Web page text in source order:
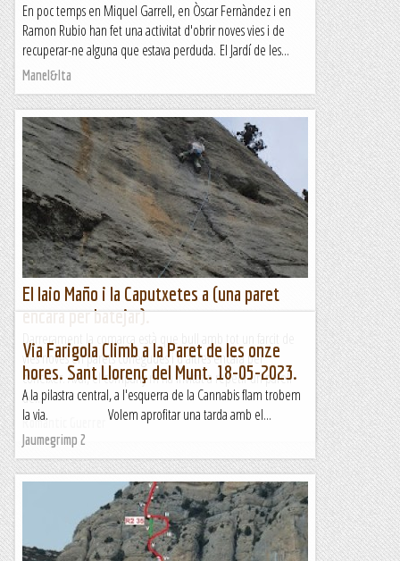
En poc temps en Miquel Garrell, en Òscar Fernàndez i en
Ramon Rubio han fet una activitat d'obrir noves vies i de
recuperar-ne alguna que estava perduda. El Jardí de les...
Manel&Ita
El Iaio Maño i la Caputxetes a (una paret
encara per batejar).
Darrerament la comarca està que bull amb tot un farcit de
vies noves en parets conegudes i d'altres encara per
coneixer. Avui, el company m'ha invitat a repetir un parell
de...
Romàntic Guerrer
Via Farigola Climb a la Paret de les onze
hores. Sant Llorenç del Munt. 18-05-2023.
A la pilastra central, a l'esquerra de la Cannabis flam trobem
la via. Volem aprofitar una tarda amb el...
Jaumegrimp 2